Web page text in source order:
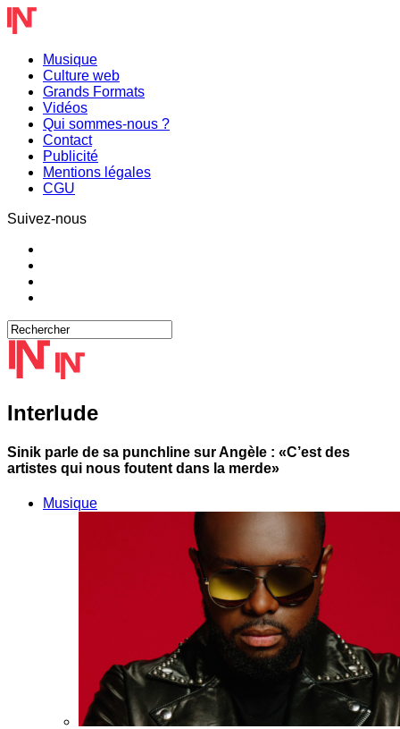
Musique
Culture web
Grands Formats
Vidéos
Qui sommes-nous ?
Contact
Publicité
Mentions légales
CGU
Suivez-nous
Interlude
Sinik parle de sa punchline sur Angèle : «C’est des
artistes qui nous foutent dans la merde»
Musique